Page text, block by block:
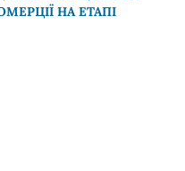
НА ЕТАПІ